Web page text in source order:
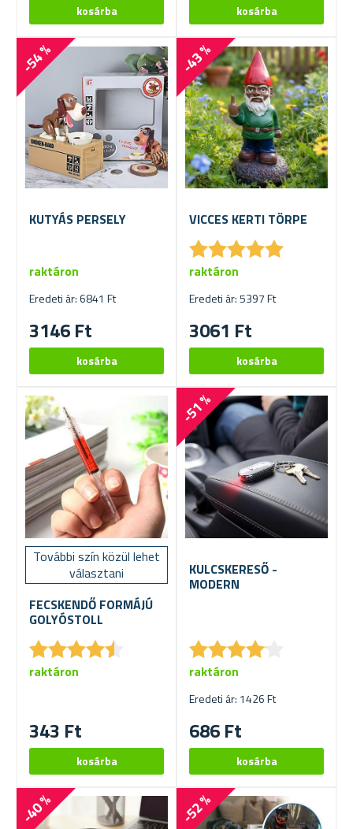
-54 %
KUTYÁS PERSELY
Eredeti ár: 6841 Ft
3146 Ft
raktáron
-43 %
VICCES KERTI TÖRPE
★★★★★
★★★★★
Eredeti ár: 5397 Ft
3061 Ft
raktáron
További szín közül lehet
választani
FECSKENDŐ FORMÁJÚ
GOLYÓSTOLL
★★★★★
★★★★★
343 Ft
raktáron
-51 %
KULCSKERESŐ -
MODERN
★★★★★
★★★★★
Eredeti ár: 1426 Ft
686 Ft
raktáron
-40 % -52 %